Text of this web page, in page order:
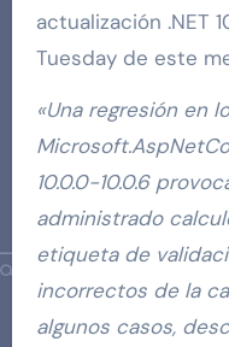
actualización .NET
Tuesday de este
«Una regresión en
10.0.0-10.0.6
administrado
etiqueta de
incorrectos de la
algunos casos,